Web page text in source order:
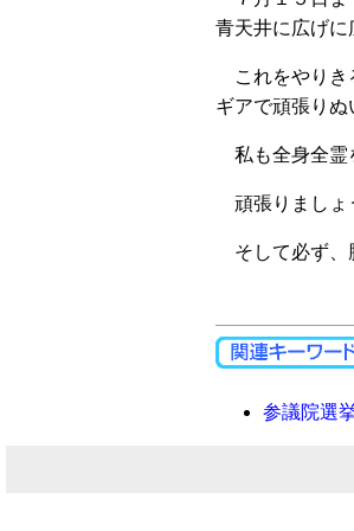
青天井に広げに
これをやりき
ギアで頑張りぬ
私も全身全霊
頑張りましょ
そして必ず、
参議院選